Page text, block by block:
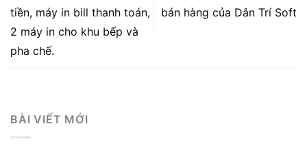
tiền, máy in bill thanh toán,
2 máy in cho khu bếp và
pha chế.
bán hàng của Dân Trí Soft
BÀI VIẾT MỚI